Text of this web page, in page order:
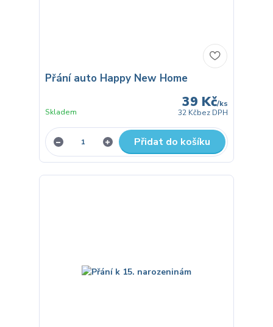
Přání auto Happy New Home
39 Kč/ks
32 Kčbez DPH
Skladem
Přidat do košíku